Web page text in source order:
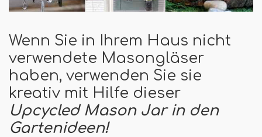
Wenn Sie in Ihrem Haus nicht
verwendete Masongläser
haben, verwenden Sie sie
kreativ mit Hilfe dieser
Upcycled Mason Jar in den
Gartenideen!